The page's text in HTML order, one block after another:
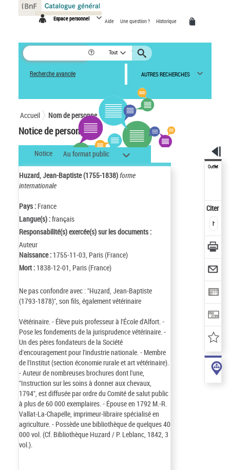
Espace personnel Aide Une question ? Historique
Tout
Recherche avancée AUTRES RECHERCHES
Accueil Nom de personne
Notice de personne
Notice Au format public
Huzard, Jean-Baptiste (1755-1838)forme
internationale
Pays : France
Langue(s) :français
Responsabilité(s) exercée(s) sur les documents :
Auteur
Naissance : 1755-11-03, Paris (France)
Mort : 1838-12-01, Paris (France)
Ne pas confondre avec : "Huzard, Jean-Baptiste
(1793-1878)", son fils, également vétérinaire
Vétérinaire. - Élève puis professeur à l'École d'Alfort. -
Pose les fondements de la jurisprudence vétérinaire. -
Un des pères fondateurs de la Société
d'encouragement pour l'industrie nationale. - Membre
de l'Institut (section économie rurale et art vétérinaire).
- Auteur de nombreuses brochures dont l'une,
"Instruction sur les soins à donner aux chevaux,
1794", est diffusée par ordre du Comité de salut public
à plus de 60 000 exemplaires. - Épouse en 1792 M.-R.
Vallat-La-Chapelle, imprimeur-libraire spécialisé en
agriculture. - Possède une bibliothèque de quelques 40
000 vol. (Cf. Bibliothèque Huzard / P. Leblanc, 1842, 3
vol.).
Outils
Citer
Panneau de gestion des cookies